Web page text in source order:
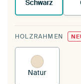
Schwarz
HOLZRAHMEN
Natur